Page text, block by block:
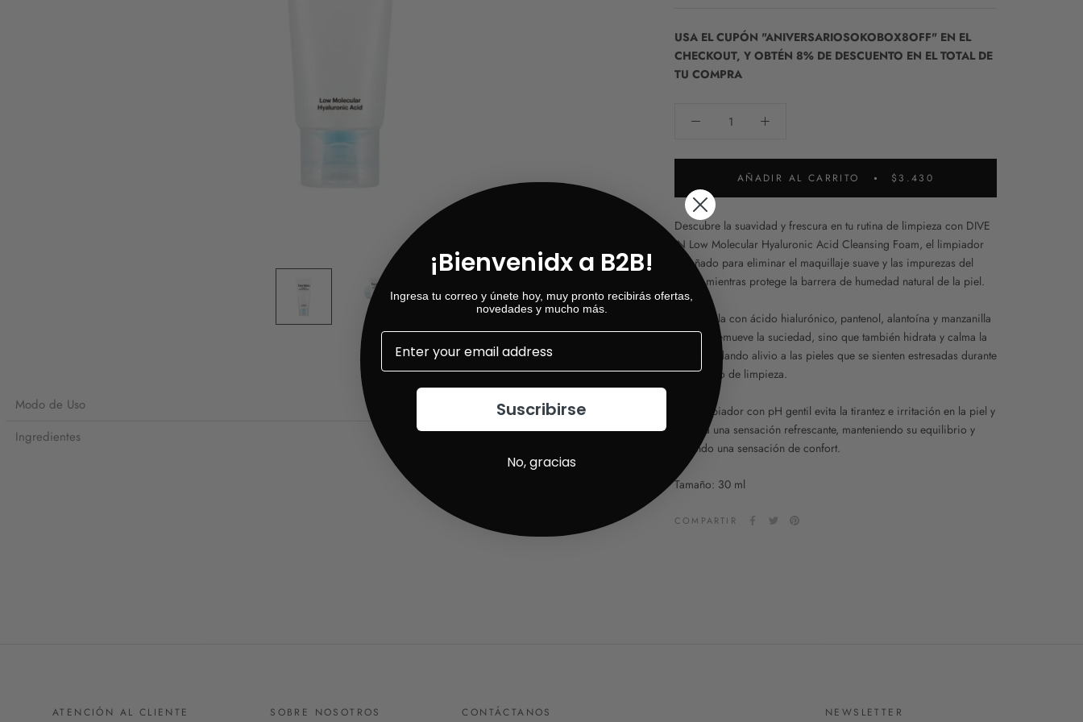
USA EL CUPÓN "ANIVERSARIOSOKOBOX8OFF" EN EL
CHECKOUT, Y OBTÉN 8% DE DESCUENTO EN EL TOTAL DE
TU COMPRA
AÑADIR AL CARRITO $3.430
Descubre la suavidad y frescura en tu rutina de limpieza con DIVE
IN Low Molecular Hyaluronic Acid Cleansing Foam, el limpiador
diseñado para eliminar el maquillaje suave y las impurezas del
rostro mientras protege la barrera de humedad natural de la piel.
Su fórmula con ácido hialurónico, pantenol, alantoína y manzanilla
no solo remueve la suciedad, sino que también hidrata y calma la
piel, brindando alivio a las pieles que se sienten estresadas durante
el proceso de limpieza.
Este limpiador con pH gentil evita la tirantez e irritación en la piel y
entrega una sensación refrescante, manteniendo su equilibrio y
dejando una sensación de confort.
Tamaño: 30 ml
COMPARTIR
Modo de Uso
Ingredientes
ATENCIÓN AL CLIENTE SOBRE NOSOTROS CONTÁCTANOS NEWSLETTER
¡Bienvenidx a B2B!
Ingresa tu correo y únete hoy, muy pronto recibirás ofertas,
novedades y mucho más.
Suscribirse
No, gracias